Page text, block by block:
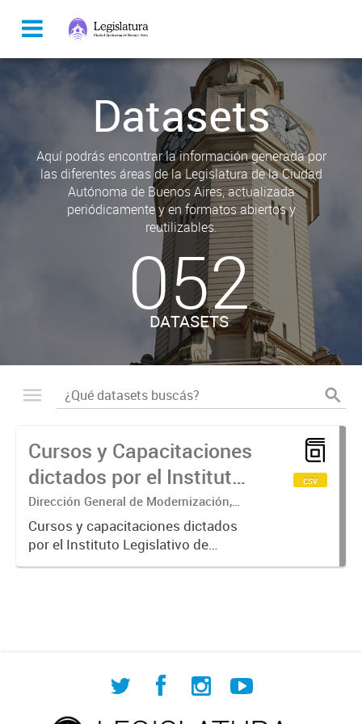
Datasets
Aquí podrás encontrar la información generada por
las diferentes áreas de la Legislatura de la Ciudad
Autónoma de Buenos Aires, actualizada
periódicamente y en formatos abiertos y
reutilizables.
052
DATASETS
Cursos y Capacitaciones
dictados por el Instituto
Legislativo de
Capacitación
Permanente (ILCP)
Dirección General de Modernización,
Sustentabilidad y Fortalecimiento
Institucional
Cursos y capacitaciones dictados
por el Instituto Legislativo de
Capacitación Permanente (ILCP).
csv